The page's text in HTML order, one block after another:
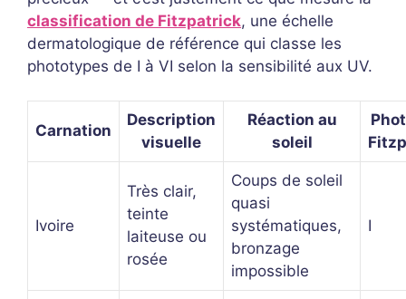
classification de Fitzpatrick, une échelle
dermatologique de référence qui classe les
phototypes de I à VI selon la sensibilité aux UV.
Carnation
Description
visuelle
Réaction au
soleil
Ivoire
Très clair,
teinte
laiteuse ou
rosée
Coups de soleil
quasi
systématiques,
bronzage
impossible
I